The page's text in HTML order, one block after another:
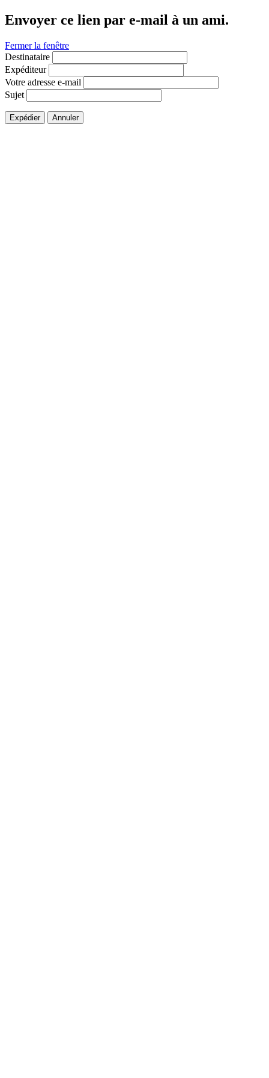
Envoyer ce lien par e-mail à un ami.
Fermer la fenêtre
Destinataire
Expéditeur
Votre adresse e-mail
Sujet
Expédier Annuler